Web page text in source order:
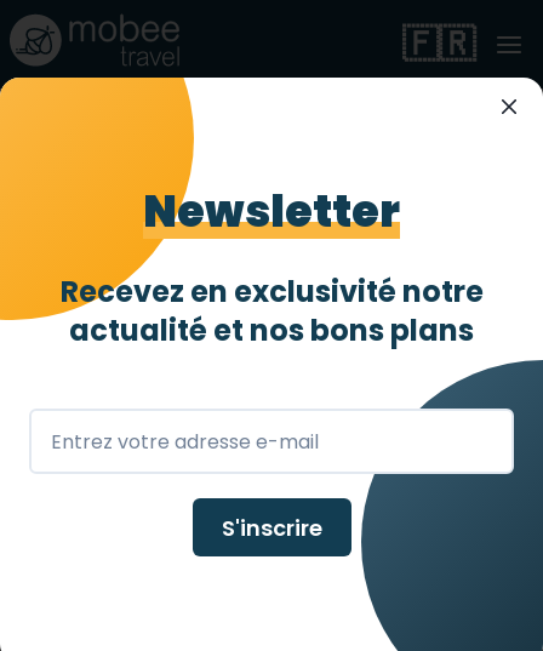
🇫🇷
Hotel Edison Times
Square
Très accessible
New York, US
Newsletter
Recevez en exclusivité notre
actualité et nos bons plans
S'inscrire